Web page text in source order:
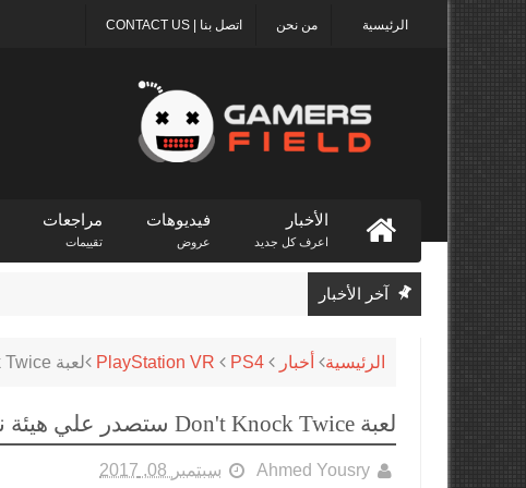
اتصل بنا | CONTACT US من نحن الرئيسية
الأخبار
اعرف كل جديد
فيديوهات
عروض
مراجعات
تقييمات
آخر الأخبار
الرئيسية أخبار PlayStation VR PS4 لعبة Don't Knock Twice ستصدر علي هيئة نسخة متاجر على PS4
لعبة Don't Knock Twice ستصدر علي هيئة نسخة متاجر على PS4
Ahmed Yousry سبتمبر 08, 2017